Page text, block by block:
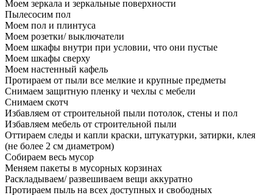
Моем зеркала и зеркальные поверхности
Пылесосим пол
Моем пол и плинтуса
Моем розетки/ выключатели
Моем шкафы внутри при условии, что они пустые
Моем шкафы сверху
Моем настенный кафель
Протираем от пыли все мелкие и крупные предметы
Снимаем защитную пленку и чехлы с мебели
Снимаем скотч
Избавляем от строительной пыли потолок, стены и пол
Избавляем мебель от строительной пыли
Оттираем следы и капли краски, штукатурки, затирки, клея
(не более 2 см диаметром)
Собираем весь мусор
Меняем пакеты в мусорных корзинах
Раскладываем/ развешиваем вещи аккуратно
Протираем пыль на всех доступных и свободных